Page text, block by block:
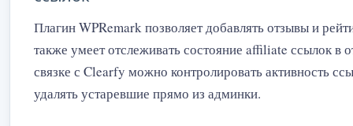
Плагин WPRemark позволяет добавлять отзывы и
также умеет отслеживать состояние affiliate ссылок в
связке с Clearfy можно контролировать активность
удалять устаревшие прямо из админки.